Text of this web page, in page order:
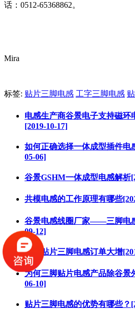
话：0512-65368862。
Mira
标签: 贴片三脚电感 工字三脚电感
电感生产商谷景电子支持磁环
[2019-10-17]
如何正确选择一体成型插件电
05-06]
谷景GSHM一体成型电感解析
共模电感的工作原理有哪些
谷景电感线圈厂家——三脚电
09-12]
谷景贴片三脚电感订单大增
为何三脚贴片电感产品除谷景
06-10]
贴片三脚电感的优势有哪些？